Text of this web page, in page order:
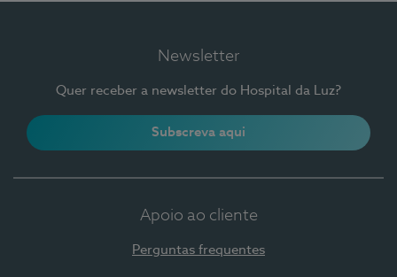
Newsletter
Quer receber a newsletter do Hospital da Luz?
Subscreva aqui
Apoio ao cliente
Perguntas frequentes